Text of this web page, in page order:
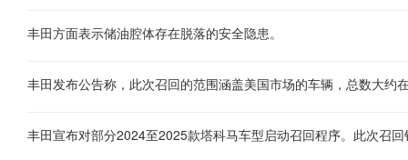
丰田方面表示储油腔体存在脱落的安全隐患。
丰田发布公告称，此次召回的范围涵盖美国市场的车辆，总数大约